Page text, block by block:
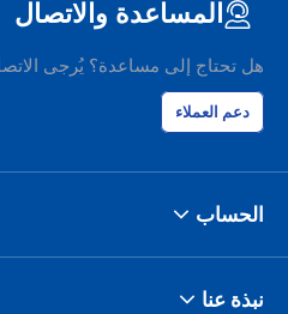
المساعدة والاتصال
هل تحتاج إلى مساعدة؟ يُرجى
دعم العملاء
الحساب
نبذة عنا